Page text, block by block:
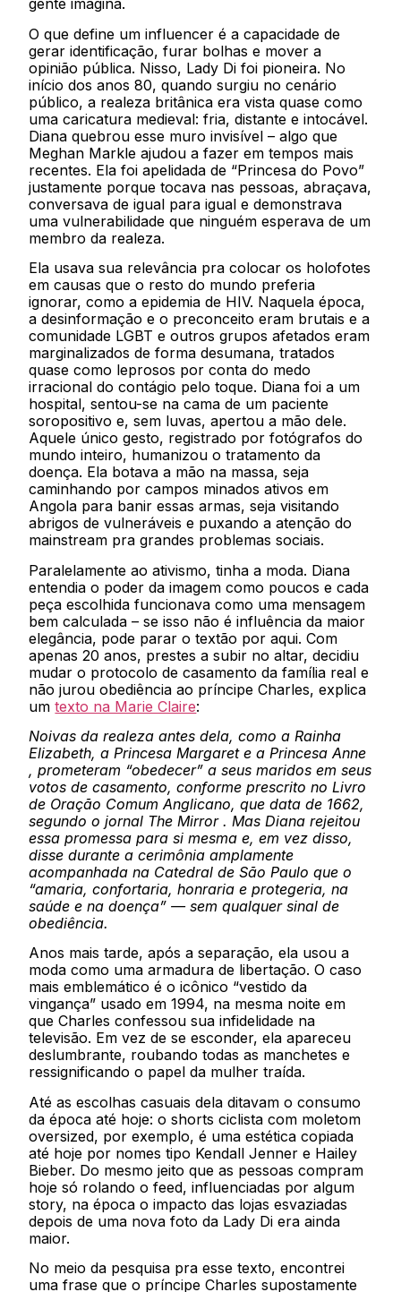
gente imagina.
O que define um influencer é a capacidade de
gerar identificação, furar bolhas e mover a
opinião pública. Nisso, Lady Di foi pioneira. No
início dos anos 80, quando surgiu no cenário
público, a realeza britânica era vista quase como
uma caricatura medieval: fria, distante e intocável.
Diana quebrou esse muro invisível – algo que
Meghan Markle ajudou a fazer em tempos mais
recentes. Ela foi apelidada de “Princesa do Povo”
justamente porque tocava nas pessoas, abraçava,
conversava de igual para igual e demonstrava
uma vulnerabilidade que ninguém esperava de um
membro da realeza.
Ela usava sua relevância pra colocar os holofotes
em causas que o resto do mundo preferia
ignorar, como a epidemia de HIV. Naquela época,
a desinformação e o preconceito eram brutais e a
comunidade LGBT e outros grupos afetados eram
marginalizados de forma desumana, tratados
quase como leprosos por conta do medo
irracional do contágio pelo toque. Diana foi a um
hospital, sentou-se na cama de um paciente
soropositivo e, sem luvas, apertou a mão dele.
Aquele único gesto, registrado por fotógrafos do
mundo inteiro, humanizou o tratamento da
doença. Ela botava a mão na massa, seja
caminhando por campos minados ativos em
Angola para banir essas armas, seja visitando
abrigos de vulneráveis e puxando a atenção do
mainstream pra grandes problemas sociais.
Paralelamente ao ativismo, tinha a moda. Diana
entendia o poder da imagem como poucos e cada
peça escolhida funcionava como uma mensagem
bem calculada – se isso não é influência da maior
elegância, pode parar o textão por aqui. Com
apenas 20 anos, prestes a subir no altar, decidiu
mudar o protocolo de casamento da família real e
não jurou obediência ao príncipe Charles, explica
umtexto na Marie Claire:
Noivas da realeza antes dela, como a Rainha
Elizabeth, a Princesa Margaret e a Princesa Anne
, prometeram “obedecer” a seus maridos em seus
votos de casamento, conforme prescrito no Livro
de Oração Comum Anglicano, que data de 1662,
segundo o jornal The Mirror . Mas Diana rejeitou
essa promessa para si mesma e, em vez disso,
disse durante a cerimônia amplamente
acompanhada na Catedral de São Paulo que o
“amaria, confortaria, honraria e protegeria, na
saúde e na doença” — sem qualquer sinal de
obediência.
Anos mais tarde, após a separação, ela usou a
moda como uma armadura de libertação. O caso
mais emblemático é o icônico “vestido da
vingança” usado em 1994, na mesma noite em
que Charles confessou sua infidelidade na
televisão. Em vez de se esconder, ela apareceu
deslumbrante, roubando todas as manchetes e
ressignificando o papel da mulher traída.
Até as escolhas casuais dela ditavam o consumo
da época até hoje: o shorts ciclista com moletom
oversized, por exemplo, é uma estética copiada
até hoje por nomes tipo Kendall Jenner e Hailey
Bieber. Do mesmo jeito que as pessoas compram
hoje só rolando o feed, influenciadas por algum
story, na época o impacto das lojas esvaziadas
depois de uma nova foto da Lady Di era ainda
maior.
No meio da pesquisa pra esse texto, encontrei
uma frase que o príncipe Charles supostamente